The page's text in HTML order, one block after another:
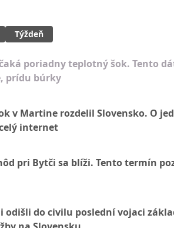
Týždeň
poriadny teplotný šok. Tento
prídu búrky
v Martine rozdelil Slovensko. O
internet
pri Bytči sa blíži. Tento termín
odišli do civilu poslední vojaci